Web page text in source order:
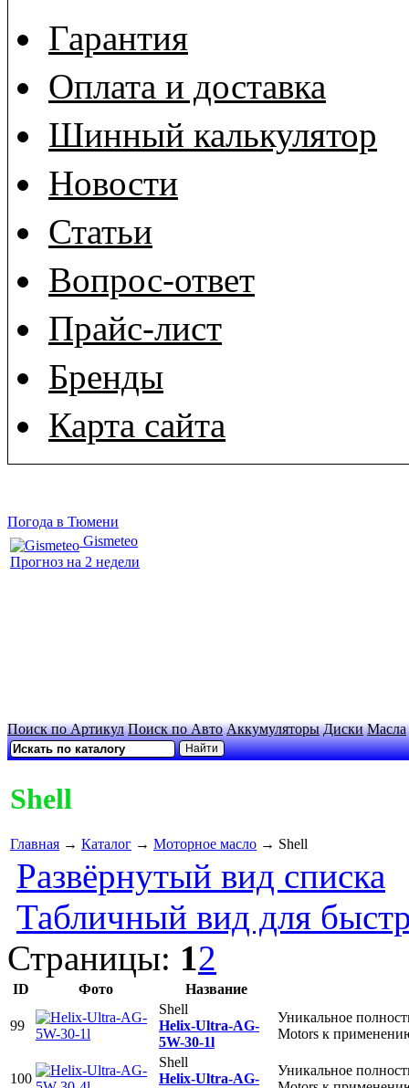
Гарантия
Оплата и доставка
Шинный калькулятор
Новости
Статьи
Вопрос-ответ
Прайс-лист
Бренды
Карта сайта
Погода в Тюмени
Gismeteo
Прогноз на 2 недели
Поиск по Артикул Поиск по Авто Аккумуляторы Диски Масла
Shell
Главная → Каталог → Моторное масло → Shell
Развёрнутый вид списка
Табличный вид для
Страницы: 12
ID Фото Название
99
Shell
Helix-Ultra-AG-
5W-30-1l
Уникальное
Motors к
100
Shell
Helix-Ultra-AG-
Уникальное